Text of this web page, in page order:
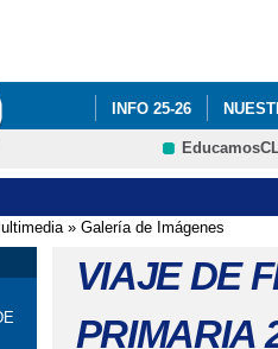
INFO 25-26
INFÓRMATE
ENGLISH PROJECT:
aquí
» Galería de Imágenes
VIAJE DE
PRIMARIA